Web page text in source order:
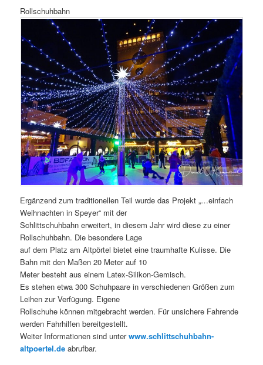
Rollschuhbahn
Ergänzend zum traditionellen Teil wurde das Projekt „…einfach
Weihnachten in Speyer“ mit der
Schlittschuhbahn erweitert, in diesem Jahr wird diese zu einer
Rollschuhbahn. Die besondere Lage
auf dem Platz am Altpörtel bietet eine traumhafte Kulisse. Die
Bahn mit den Maßen 20 Meter auf 10
Meter besteht aus einem Latex-Silikon-Gemisch.
Es stehen etwa 300 Schuhpaare in verschiedenen Größen zum
Leihen zur Verfügung. Eigene
Rollschuhe können mitgebracht werden. Für unsichere Fahrende
werden Fahrhilfen bereitgestellt.
Weiter Informationen sind unterwww.schlittschuhbahn-
altpoertel.de abrufbar.